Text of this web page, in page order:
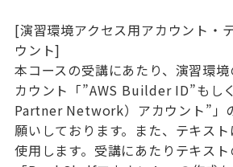
[演習環境アクセス用アカウント・
ウント]
本コースの受講にあたり、演習環
カウント「”AWS Builder ID”もし
Partner Network）アカウント”」
願いしております。また、テキス
使用します。受講にあたりテキス